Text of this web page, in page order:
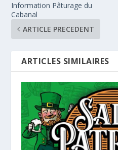
Information Pâturage du
Cabanal
ARTICLE PRECEDENT
ARTICLES SIMILAIRES